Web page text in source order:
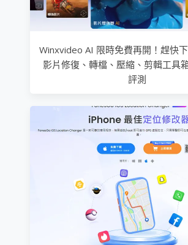
Winxvideo AI 限時免費再開！趕快
影片修復、轉檔、壓縮、剪輯工具
評測